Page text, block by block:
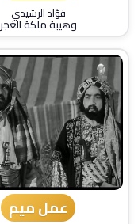
فؤاد الرشيدي
وهيبة ملكة الغجر
عمل ميم